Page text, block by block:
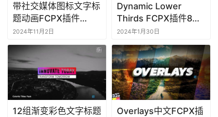
带社交媒体图标文字标
题动画FCPX插件
Lower Thirds with
Social Media Icons
2024年11月2日
Dynamic Lower
Thirds FCPX插件8种
动态文字标题动画
2024年1月30日
12组渐变彩色文字标题
Overlays中文FCPX插